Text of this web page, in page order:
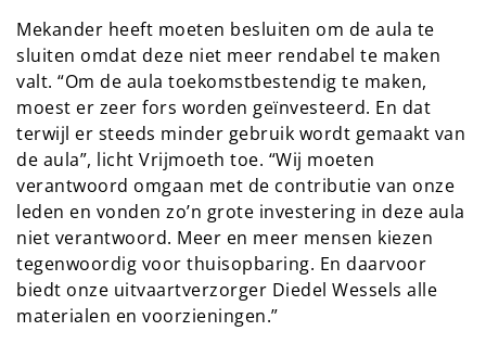
Mekander heeft moeten besluiten om de aula te
sluiten omdat deze niet meer rendabel te maken
valt. “Om de aula toekomstbestendig te maken,
moest er zeer fors worden geïnvesteerd. En dat
terwijl er steeds minder gebruik wordt gemaakt van
de aula”, licht Vrijmoeth toe. “Wij moeten
verantwoord omgaan met de contributie van onze
leden en vonden zo’n grote investering in deze aula
niet verantwoord. Meer en meer mensen kiezen
tegenwoordig voor thuisopbaring. En daarvoor
biedt onze uitvaartverzorger Diedel Wessels alle
materialen en voorzieningen.”